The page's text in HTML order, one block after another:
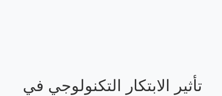
تأثير الابتكار التكنولوجي في